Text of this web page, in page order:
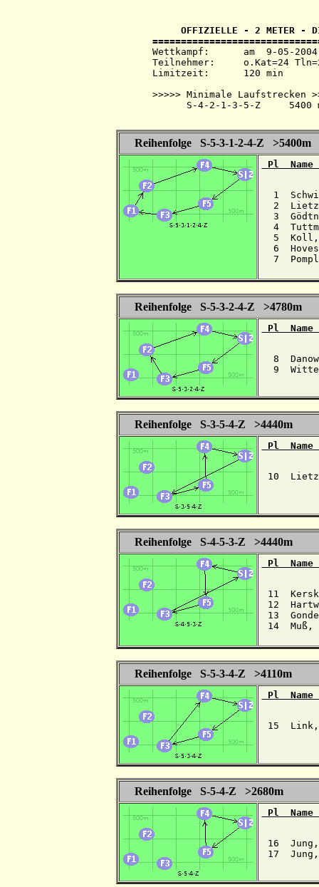
OFFIZIELLE - 2 METER -
Wettkampf:  	am  9-05-2004   ab 13.15 Uhr   im 2-m-Band
Teilnehmer: 	o.Kat=24 Tln=24 +Hel=27
Limitzeit:  	120 min
>>>>> Minimale Laufstrecken
S-4-2-1-3-5-Z     5400
Reihenfolge S-5-3-1-2-4-Z >5400m
Pl
1
2
3
4
5
6
7
Reihenfolge S-5-3-2-4-Z >4780m
Pl
8
9
Reihenfolge S-3-5-4-Z >4440m
Pl
10
Reihenfolge S-4-5-3-Z >4440m
Pl
11
12
13
14
Reihenfolge S-5-3-4-Z >4110m
Pl
15
Reihenfolge S-5-4-Z >2680m
Pl
16
17